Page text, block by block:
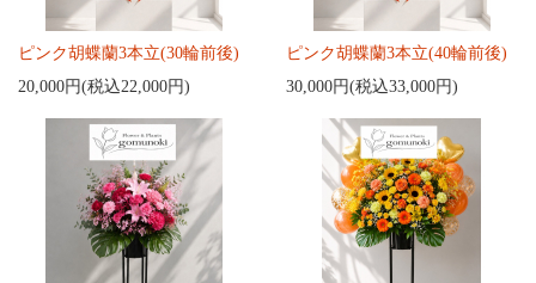
ピンク胡蝶蘭3本立(30輪前後)
20,000円(税込22,000円)
ピンク胡蝶蘭3本立(40輪前後)
30,000円(税込33,000円)